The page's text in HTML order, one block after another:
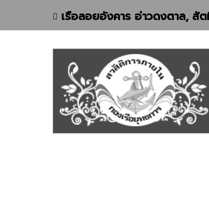
เรือลอยอังคาร อ่าวดงตาล, สั